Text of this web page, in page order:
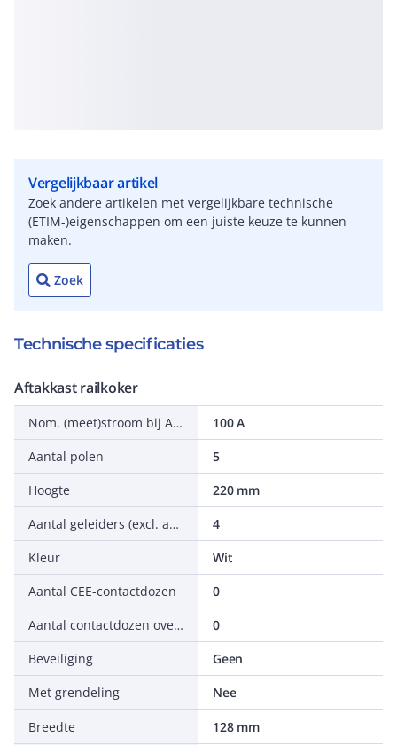
Vergelijkbaar artikel
Zoek andere artikelen met vergelijkbare technische
(ETIM-)eigenschappen om een juiste keuze te kunnen
maken.
Zoek
Technische specificaties
Aftakkast railkoker
Nom. (meet)stroom bij AC 50 Hz
100 A
Aantal polen
5
Hoogte
220 mm
Aantal geleiders (excl. aarde)
4
Kleur
Wit
Aantal CEE-contactdozen
0
Aantal contactdozen overig
0
Beveiliging
Geen
Met grendeling
Nee
Breedte 128 mm